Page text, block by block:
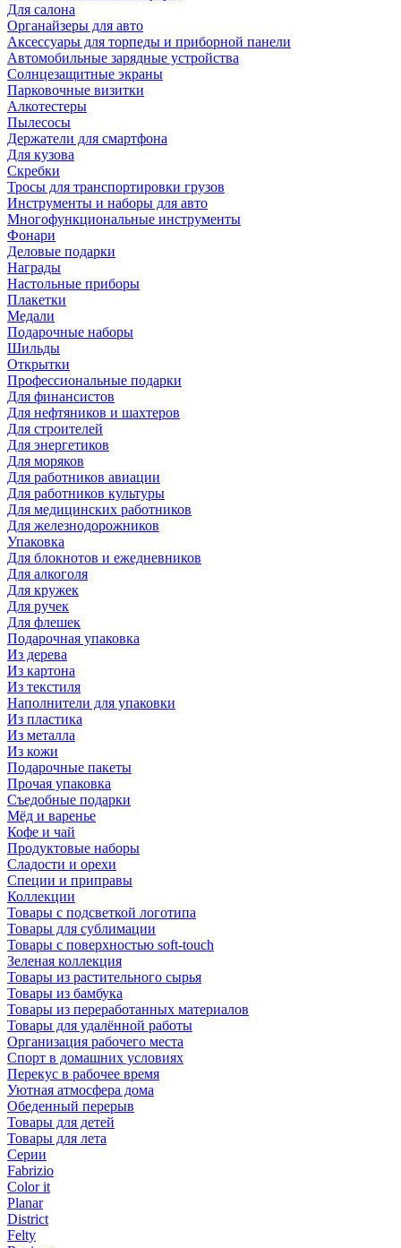
Для салона
Органайзеры для авто
Аксессуары для торпеды и приборной панели
Автомобильные зарядные устройства
Солнцезащитные экраны
Парковочные визитки
Алкотестеры
Пылесосы
Держатели для смартфона
Для кузова
Скребки
Тросы для транспортировки грузов
Инструменты и наборы для авто
Многофункциональные инструменты
Фонари
Деловые подарки
Награды
Настольные приборы
Плакетки
Медали
Подарочные наборы
Шильды
Открытки
Профессиональные подарки
Для финансистов
Для нефтяников и шахтеров
Для строителей
Для энергетиков
Для моряков
Для работников авиации
Для работников культуры
Для медицинских работников
Для железнодорожников
Упаковка
Для блокнотов и ежедневников
Для алкоголя
Для кружек
Для ручек
Для флешек
Подарочная упаковка
Из дерева
Из картона
Из текстиля
Наполнители для упаковки
Из пластика
Из металла
Из кожи
Подарочные пакеты
Прочая упаковка
Съедобные подарки
Мёд и варенье
Кофе и чай
Продуктовые наборы
Сладости и орехи
Специи и приправы
Коллекции
Товары с подсветкой логотипа
Товары для сублимации
Товары с поверхностью soft-touch
Зеленая коллекция
Товары из растительного сырья
Товары из бамбука
Товары из переработанных материалов
Товары для удалённой работы
Организация рабочего места
Спорт в домашних условиях
Перекус в рабочее время
Уютная атмосфера дома
Обеденный перерыв
Товары для детей
Товары для лета
Серии
Fabrizio
Color it
Planar
District
Felty